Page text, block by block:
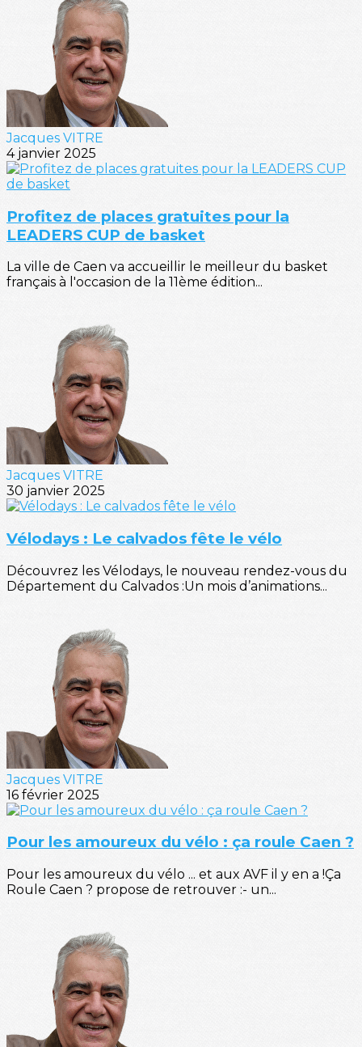
Jacques VITRE
4 janvier 2025
Profitez de places gratuites pour la
LEADERS CUP de basket
La ville de Caen va accueillir le meilleur du basket
français à l'occasion de la 11ème édition...
Jacques VITRE
30 janvier 2025
Vélodays : Le calvados fête le vélo
Découvrez les Vélodays, le nouveau rendez-vous du
Département du Calvados :Un mois d’animations...
Jacques VITRE
16 février 2025
Pour les amoureux du vélo : ça roule Caen ?
Pour les amoureux du vélo ... et aux AVF il y en a !Ça
Roule Caen ? propose de retrouver :- un...